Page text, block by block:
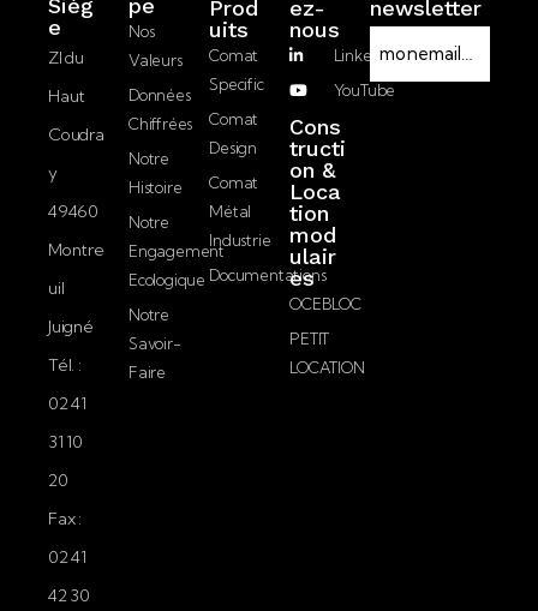
Sièg
e
ZI du
Haut
Coudra
y
49460
Montre
uil
Juigné
Tél. :
02 41
31 10
20
Fax :
02 41
42 30
pe
Nos
Valeurs
Données
Chiffrées
Notre
Histoire
Notre
Engagement
Ecologique
Notre
Savoir-
Faire
Prod
Uits
Comat
Specific
Comat
Design
Comat
Métal
Industrie
Documentations
ez-
nous
LinkedIn
YouTube
Cons
tructi
on &
Loca
tion
mod
ulair
es
OCEBLOC
PETIT
LOCATION
newsletter
-
m
R
G
P